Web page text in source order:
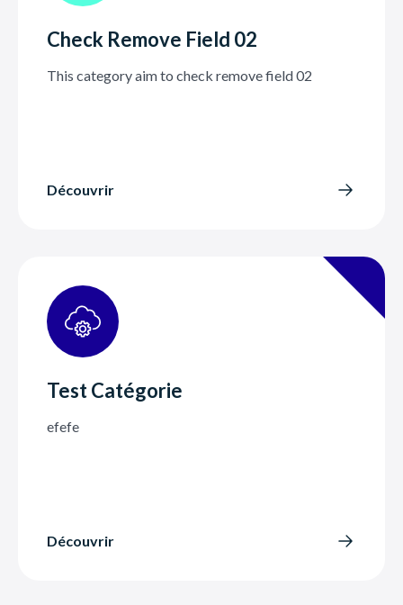
Check Remove Field 02
This category aim to check remove field 02
Découvrir
Test Catégorie
efefe
Découvrir